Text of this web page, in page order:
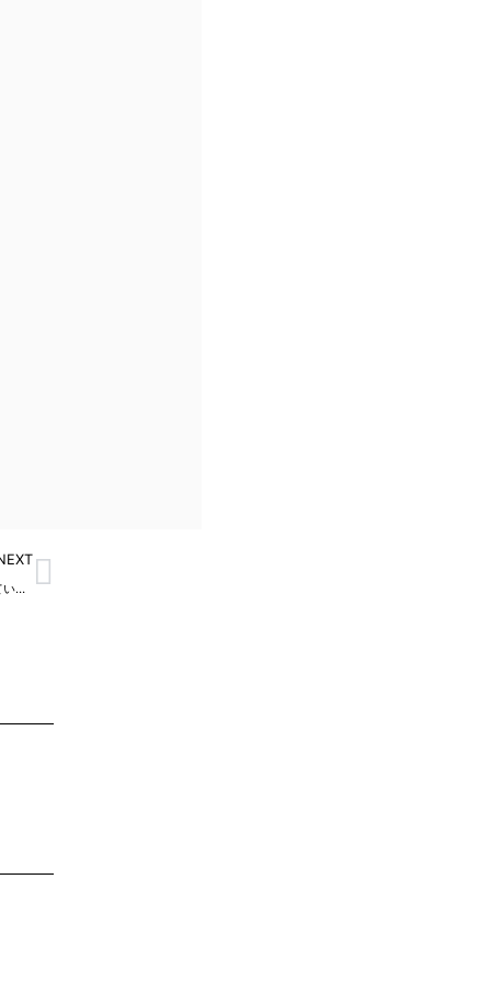
ホルムズ海峡の不安が続いています。日本の不動産市場への影響も少しずつ出てきています。
Next